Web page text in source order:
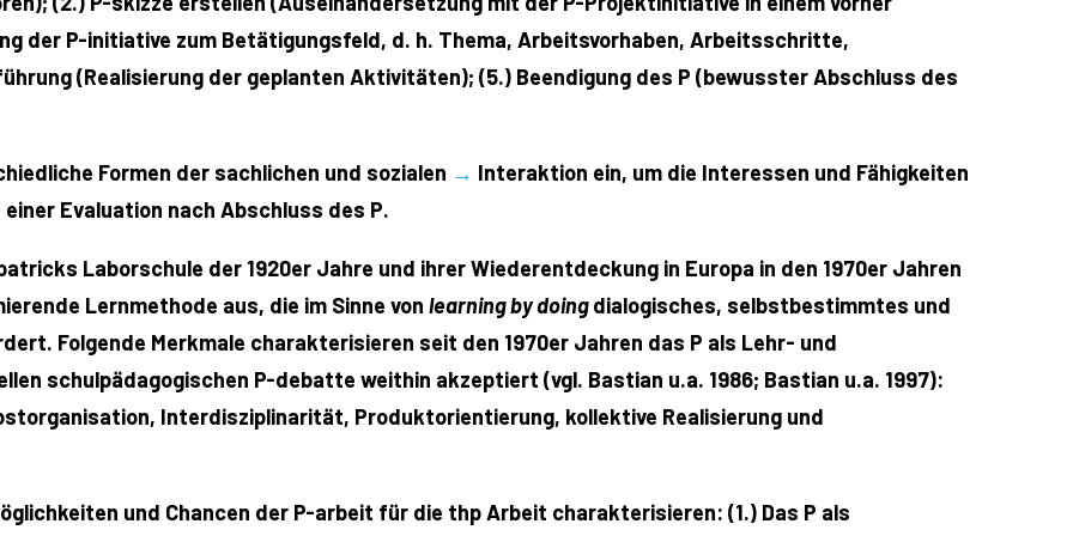
der P-initiative zum Betätigungsfeld, d. h. Thema, Arbeitsvorhaben, Arbeitsschritte,
(Realisierung der geplanten Aktivitäten); (5.) Beendigung des P (bewusster Abschluss des
Formen der sachlichen und sozialen → Interaktion ein, um die Interessen und Fähigkeiten
Evaluation nach Abschluss des P.
Laborschule der 1920er Jahre und ihrer Wiederentdeckung in Europa in den 1970er Jahren
Lernmethode aus, die im Sinne von learning by doingdialogisches, selbstbestimmtes und
Folgende Merkmale charakterisieren seit den 1970er Jahren das P als Lehr- und
schulpädagogischen P-debatte weithin akzeptiert (vgl. Bastian u.a. 1986; Bastian u.a. 1997):
Interdisziplinarität, Produktorientierung, kollektive Realisierung und
und Chancen der P-arbeit für die thp Arbeit charakterisieren: (1.) Das P als